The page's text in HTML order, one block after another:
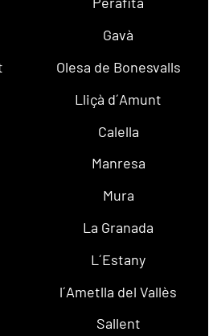
Gavà
Olesa de Bonesvalls
Lliçà d´Amunt
Calella
Manresa
Mura
La Granada
L´Estany
l´Ametlla del Vallès
Sallent